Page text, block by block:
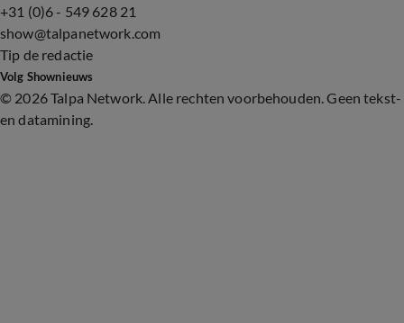
+31 (0)6 - 549 628 21
show@talpanetwork.com
Tip de redactie
Volg Shownieuws
© 2026 Talpa Network. Alle rechten voorbehouden. Geen tekst-
en datamining.